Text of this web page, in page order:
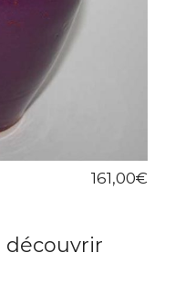
161,00€
découvrir